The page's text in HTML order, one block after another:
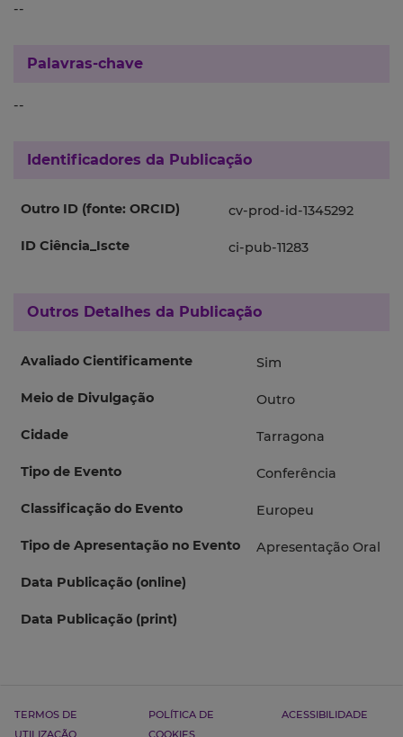
--
Palavras-chave
--
Identificadores da Publicação
Outro ID (fonte: ORCID) cv-prod-id-1345292
ID Ciência_Iscte ci-pub-11283
Outros Detalhes da Publicação
Avaliado Cientificamente Sim
Meio de Divulgação Outro
Cidade Tarragona
Tipo de Evento Conferência
Classificação do Evento Europeu
Tipo de Apresentação no Evento Apresentação Oral
Data Publicação (online)
Data Publicação (print)
TERMOS DE
POLÍTICA DE
ACESSIBILIDADE